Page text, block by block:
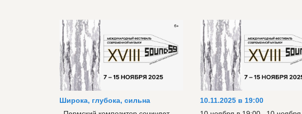
Широка, глубока, сильна
10.11.2025 в 19:00